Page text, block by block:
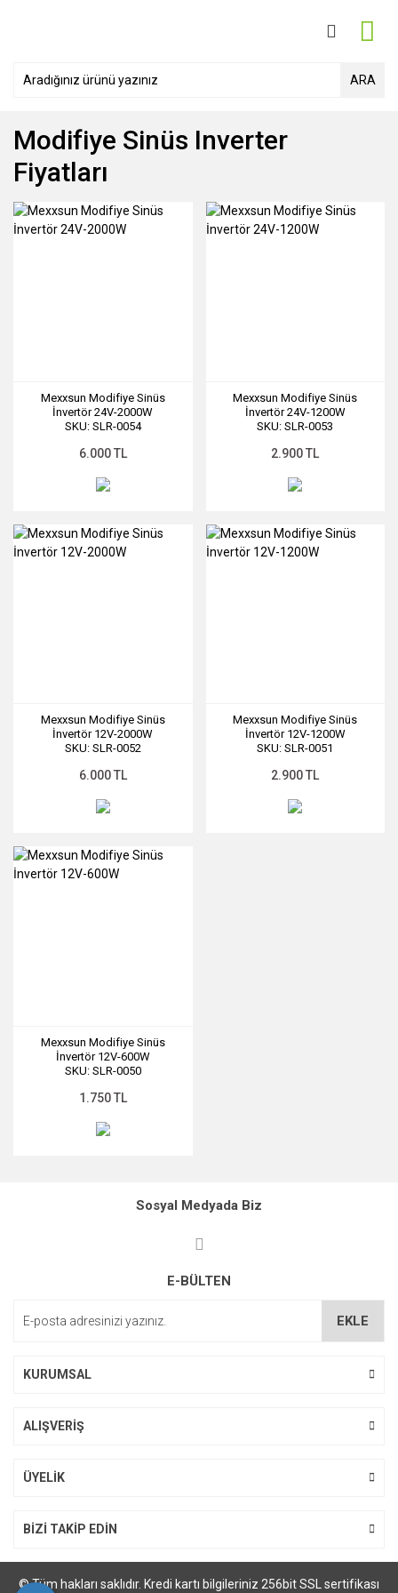
ARA
Modifiye Sinüs Inverter
Fiyatları
Mexxsun Modifiye Sinüs
İnvertör 24V-2000W
SKU: SLR-0054
6.000 TL
Mexxsun Modifiye Sinüs
İnvertör 24V-1200W
SKU: SLR-0053
2.900 TL
Mexxsun Modifiye Sinüs
İnvertör 12V-2000W
SKU: SLR-0052
6.000 TL
Mexxsun Modifiye Sinüs
İnvertör 12V-1200W
SKU: SLR-0051
2.900 TL
Mexxsun Modifiye Sinüs
İnvertör 12V-600W
SKU: SLR-0050
1.750 TL
Sosyal Medyada Biz
E-BÜLTEN
EKLE
KURUMSAL
ALIŞVERİŞ
ÜYELİK
BİZİ TAKİP EDİN
© Tüm hakları saklıdır. Kredi kartı bilgileriniz 256bit SSL sertifikası